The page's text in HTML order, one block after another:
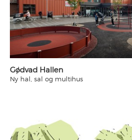
Gødvad Hallen
Ny hal, sal og multihus